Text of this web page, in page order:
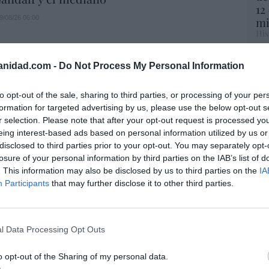
- Do Not Process My Personal Information
opt-out of the sale, sharing to third parties, or processing of your
for targeted advertising by us, please use the below opt-out
selection. Please note that after your opt-out request is processed
interest-based ads based on personal information utilized by us
to third parties prior to your opt-out. You may separately
of your personal information by third parties on the IAB’s list of
This information may also be disclosed by us to third parties on the
Participants that may further disclose it to other third parties.
Data Processing Opt Outs
opt-out of the Sharing of my personal data.
León 09/08/26 06:00
Patria
09/08/26 06:00
presidenciales demócratas 2028. El
Pete Buttigieg regresa a escena y lo
las peores propuestas de Biden